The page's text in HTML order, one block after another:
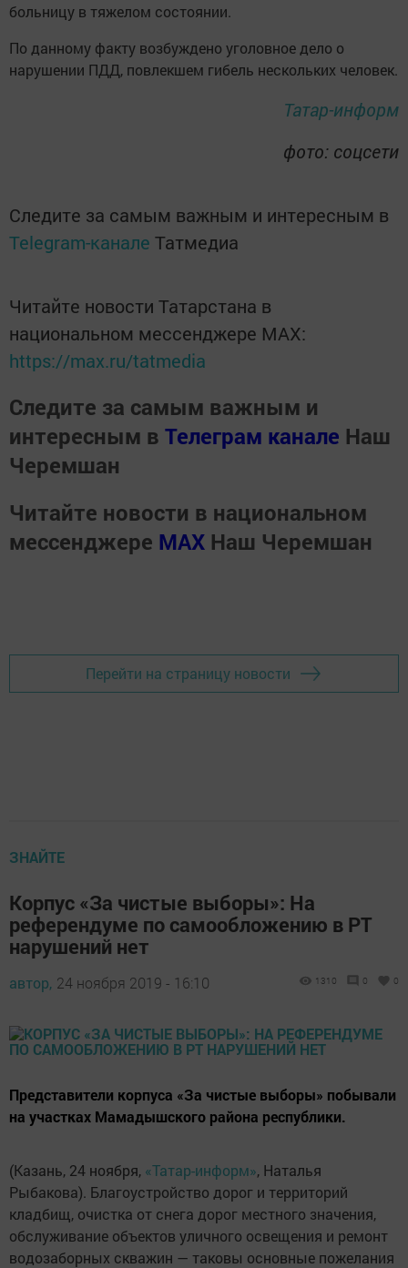
больницу в тяжелом состоянии.
По данному факту возбуждено уголовное дело о
нарушении ПДД, повлекшем гибель нескольких человек.
Татар-информ
фото: соцсети
Следите за самым важным и интересным в
Telegram-канале Татмедиа
Читайте новости Татарстана в
национальном мессенджере MАХ:
https://max.ru/tatmedia
Следите за самым важным и
интересным в Телеграм канале Наш
Черемшан
Читайте новости в национальном
мессенджере MАХ Наш Черемшан
Перейти на страницу новости
ЗНАЙТЕ
Корпус «За чистые выборы»: На
референдуме по самообложению в РТ
нарушений нет
автор, 24 ноября 2019 - 16:10 1310 0 0
Представители корпуса «За чистые выборы» побывали
на участках Мамадышского района республики.
(Казань, 24 ноября, «Татар-информ», Наталья
Рыбакова). Благоустройство дорог и территорий
кладбищ, очистка от снега дорог местного значения,
обслуживание объектов уличного освещения и ремонт
водозаборных скважин — таковы основные пожелания